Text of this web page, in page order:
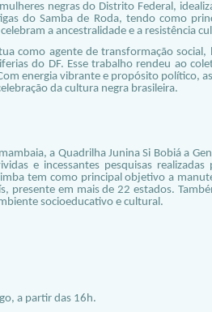
negras do Distrito Federal,
do Samba de Roda, tendo como
a ancestralidade e a resistência
como agente de transformação
do DF. Esse trabalho rendeu ao
energia vibrante e propósito político,
da cultura negra brasileira.
a Quadrilha Junina Si Bobiá a
e incessantes pesquisas
tem como principal objetivo a
presente em mais de 22 estados.
socioeducativo e cultural.
a partir das 16h.